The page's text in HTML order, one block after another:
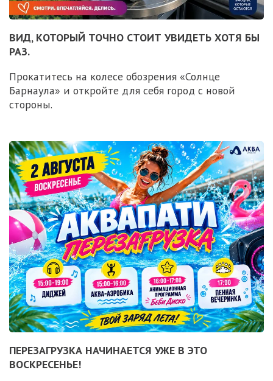
ВИД, КОТОРЫЙ ТОЧНО СТОИТ УВИДЕТЬ ХОТЯ БЫ
РАЗ.
Прокатитесь на колесе обозрения «Солнце
Барнаула» и откройте для себя город с новой
стороны.
ПЕРЕЗАГРУЗКА НАЧИНАЕТСЯ УЖЕ В ЭТО
ВОСКРЕСЕНЬЕ!